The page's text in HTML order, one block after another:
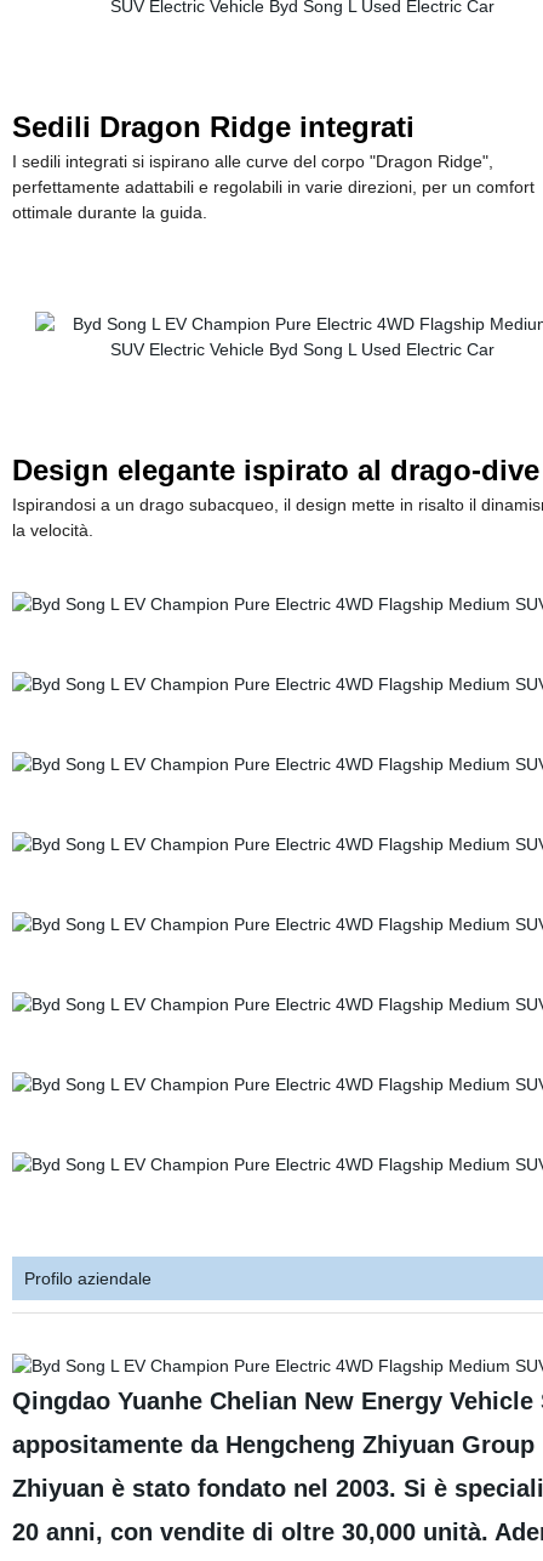
Sedili Dragon Ridge integrati
I sedili integrati si ispirano alle curve del corpo "Dragon Ridge",
perfettamente adattabili e regolabili in varie direzioni, per un comfort
ottimale durante la guida.
Design elegante ispirato al drago-dive
Ispirandosi a un drago subacqueo, il design mette in risalto il
la velocità.
Profilo aziendale
Qingdao Yuanhe Chelian New Energy
appositamente da Hengcheng Zhiyuan
Zhiyuan è stato fondato nel 2003. Si è
20 anni, con vendite di oltre 30,000 unità.